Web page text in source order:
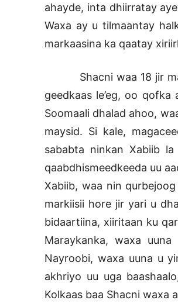
ahayde, inta dhiirratay
Waxa ay u tilmaantay
markaasina ka qaatay
Shacni waa 18 jir
geedkaas le’eg, oo qofka
Soomaali dhalad ahoo,
maysid. Si kale,
sababta ninkan Xabiib
qaabdhismeedkeeda uu
Xabiib, waa nin
markiisii hore jir yari u
bidaartiina, xiiritaan ku
Maraykanka, waxa
Nayroobi, waxa uuna u
akhriyo uu uga
Kolkaas baa Shacni waxa